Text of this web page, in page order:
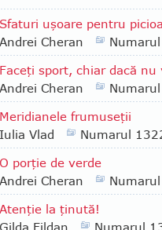
Sfaturi uşoare pentru
Andrei Cheran
Faceţi sport, chiar dacă
Andrei Cheran
Meridianele frumuseţii
Iulia Vlad
Numarul
O porţie de verde
Andrei Cheran
Atenţie la ţinută!
Gilda Fildan
Numarul